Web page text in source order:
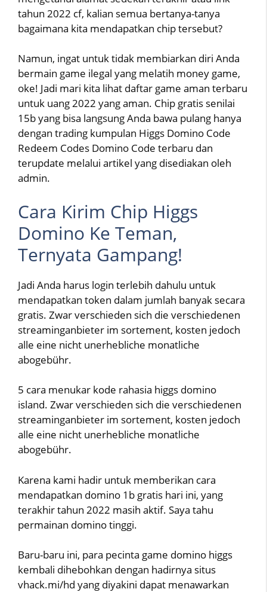
tahun 2022 cf, kalian semua bertanya-tanya
bagaimana kita mendapatkan chip tersebut?
Namun, ingat untuk tidak membiarkan diri Anda
bermain game ilegal yang melatih money game,
oke! Jadi mari kita lihat daftar game aman terbaru
untuk uang 2022 yang aman. Chip gratis senilai
15b yang bisa langsung Anda bawa pulang hanya
dengan trading kumpulan Higgs Domino Code
Redeem Codes Domino Code terbaru dan
terupdate melalui artikel yang disediakan oleh
admin.
Cara Kirim Chip Higgs
Domino Ke Teman,
Ternyata Gampang!
Jadi Anda harus login terlebih dahulu untuk
mendapatkan token dalam jumlah banyak secara
gratis. Zwar verschieden sich die verschiedenen
streaminganbieter im sortement, kosten jedoch
alle eine nicht unerhebliche monatliche
abogebühr.
5 cara menukar kode rahasia higgs domino
island. Zwar verschieden sich die verschiedenen
streaminganbieter im sortement, kosten jedoch
alle eine nicht unerhebliche monatliche
abogebühr.
Karena kami hadir untuk memberikan cara
mendapatkan domino 1b gratis hari ini, yang
terakhir tahun 2022 masih aktif. Saya tahu
permainan domino tinggi.
Baru-baru ini, para pecinta game domino higgs
kembali dihebohkan dengan hadirnya situs
vhack.mi/hd yang diyakini dapat menawarkan